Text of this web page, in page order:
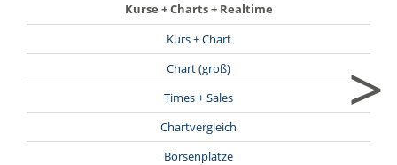
Kurse + Charts + Realtime
Kurs + Chart
Chart (groß)
Times + Sales
Chartvergleich
Börsenplätze
>